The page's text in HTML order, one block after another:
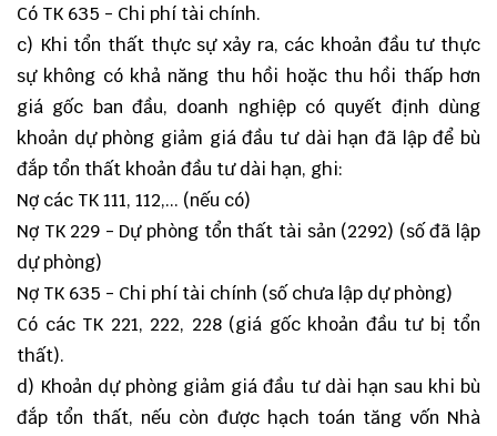
Có TK 635 - Chi phí tài chính.
c) Khi tổn thất thực sự xảy ra, các khoản đầu tư thực
sự không có khả năng thu hồi hoặc thu hồi thấp hơn
giá gốc ban đầu, doanh nghiệp có quyết định dùng
khoản dự phòng giảm giá đầu tư dài hạn đã lập để bù
đắp tổn thất khoản đầu tư dài hạn, ghi:
Nợ các TK 111, 112,... (nếu có)
Nợ TK 229 - Dự phòng tổn thất tài sản (2292) (số đã lập
dự phòng)
Nợ TK 635 - Chi phí tài chính (số chưa lập dự phòng)
Có các TK 221, 222, 228 (giá gốc khoản đầu tư bị tổn
thất).
d) Khoản dự phòng giảm giá đầu tư dài hạn sau khi bù
đắp tổn thất, nếu còn được hạch toán tăng vốn Nhà